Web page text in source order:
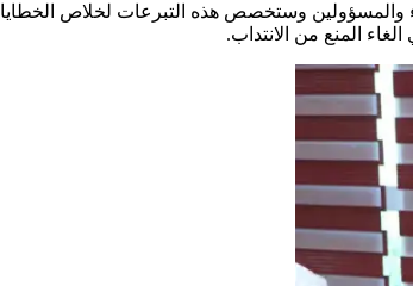
والمسؤولين وستخصص هذه التبرعات لخلاص
المنع من الانتداب.